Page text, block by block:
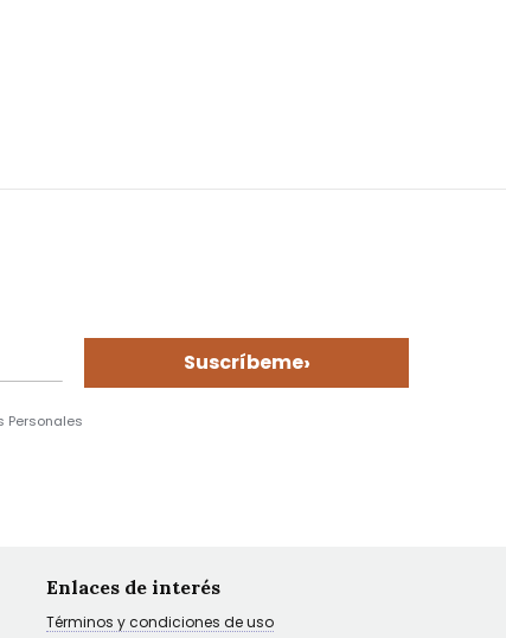
Suscríbeme›
Personales
Enlaces de interés
Términos y condiciones de uso